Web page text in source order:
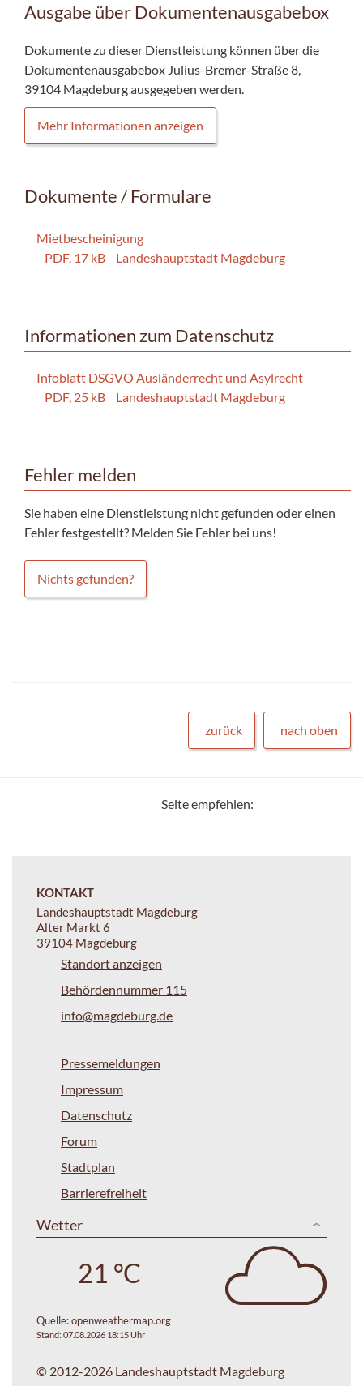
Ausgabe über Dokumentenausgabebox
Dokumente zu dieser Dienstleistung können über die
Dokumentenausgabebox Julius-Bremer-Straße 8,
39104 Magdeburg ausgegeben werden.
Mehr Informationen anzeigen
Dokumente / Formulare
Mietbescheinigung
PDF, 17 kB
Landeshauptstadt Magdeburg
Informationen zum Datenschutz
Infoblatt DSGVO Ausländerrecht und Asylrecht
PDF, 25 kB
Landeshauptstadt Magdeburg
Fehler melden
Sie haben eine Dienstleistung nicht gefunden oder einen
Fehler festgestellt? Melden Sie Fehler bei uns!
Nichts gefunden?
zurück nach oben
Seite empfehlen:
KONTAKT
Landeshauptstadt Magdeburg
Alter Markt 6
39104 Magdeburg
Standort anzeigen
Behördennummer 115
info@magdeburg.de
Pressemeldungen
Impressum
Datenschutz
Forum
Stadtplan
Barrierefreiheit
Wetter
21 °C
Quelle:openweathermap.org
Stand: 07.08.2026 18:15 Uhr
© 2012-2026 Landeshauptstadt Magdeburg